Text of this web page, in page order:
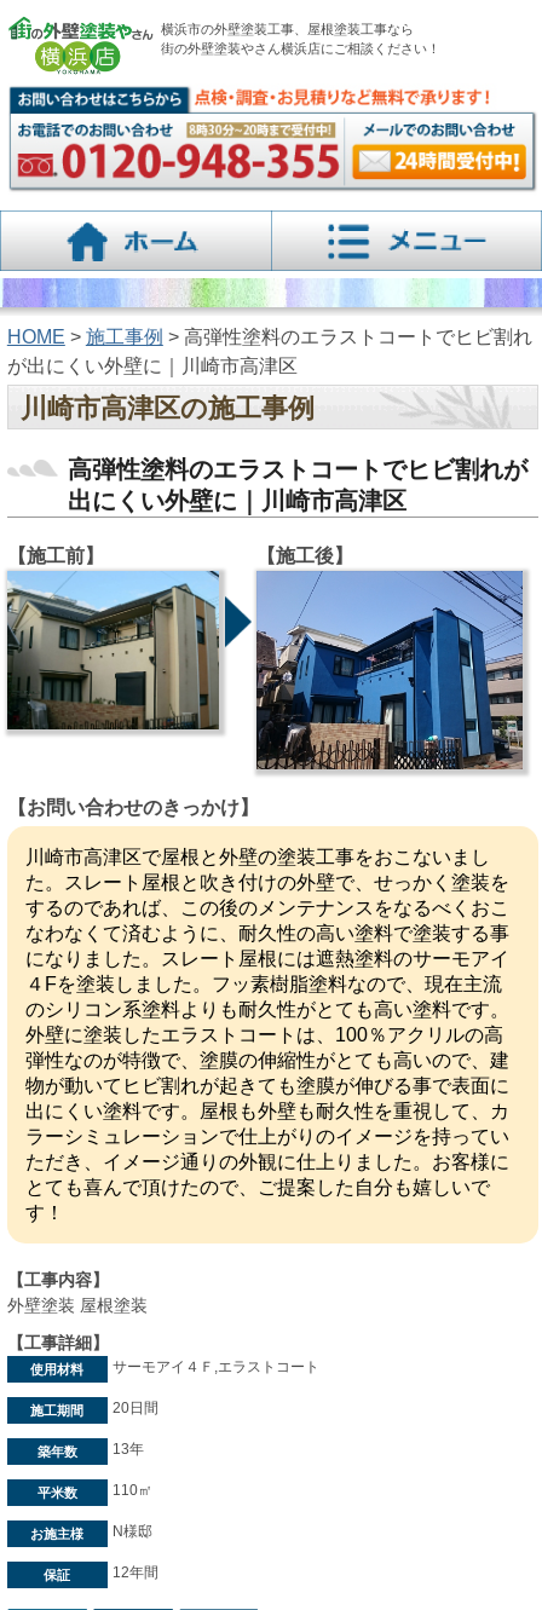
横浜市の外壁塗装工事、屋根塗装工事なら
街の外壁塗装やさん横浜店にご相談ください！
HOME > 施工事例 > 高弾性塗料のエラストコートでヒビ割れ
が出にくい外壁に｜川崎市高津区
川崎市高津区の施工事例
高弾性塗料のエラストコートでヒビ割れが
出にくい外壁に｜川崎市高津区
【施工前】 【施工後】
【お問い合わせのきっかけ】
川崎市高津区で屋根と外壁の塗装工事をおこないまし
た。スレート屋根と吹き付けの外壁で、せっかく塗装を
するのであれば、この後のメンテナンスをなるべくおこ
なわなくて済むように、耐久性の高い塗料で塗装する事
になりました。スレート屋根には遮熱塗料のサーモアイ
４Fを塗装しました。フッ素樹脂塗料なので、現在主流
のシリコン系塗料よりも耐久性がとても高い塗料です。
外壁に塗装したエラストコートは、100％アクリルの高
弾性なのが特徴で、塗膜の伸縮性がとても高いので、建
物が動いてヒビ割れが起きても塗膜が伸びる事で表面に
出にくい塗料です。屋根も外壁も耐久性を重視して、カ
ラーシミュレーションで仕上がりのイメージを持ってい
ただき、イメージ通りの外観に仕上りました。お客様に
とても喜んで頂けたので、ご提案した自分も嬉しいで
す！
【工事内容】
外壁塗装 屋根塗装
【工事詳細】
使用材料 サーモアイ４Ｆ,エラストコート
施工期間 20日間
築年数 13年
平米数 110㎡
お施主様 N様邸
保証 12年間